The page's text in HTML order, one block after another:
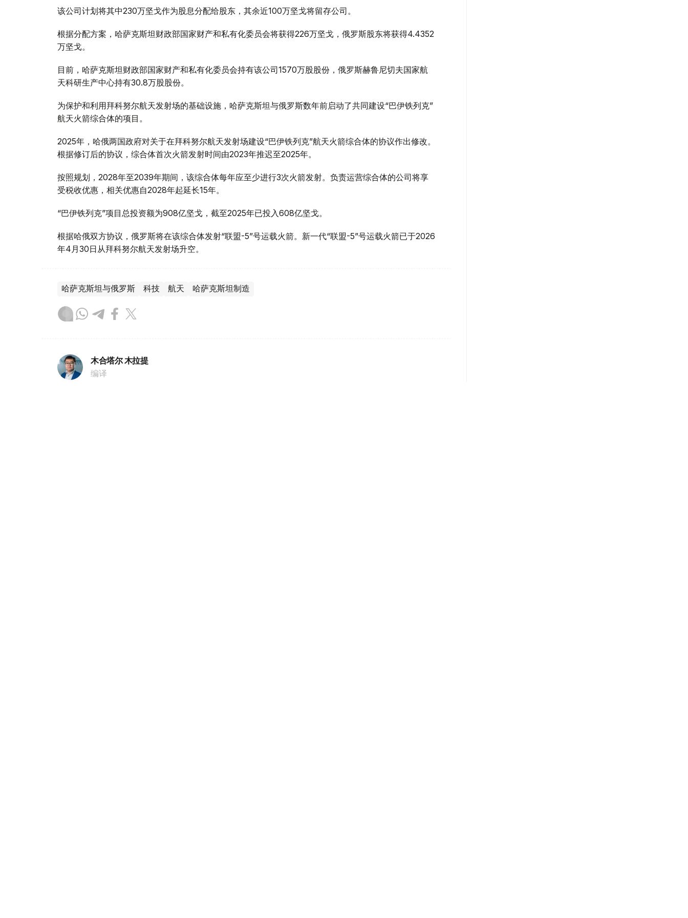
该公司计划将其中230万坚戈作为股息分配给股东，其余近100万坚戈将留存公司。
根据分配方案，哈萨克斯坦财政部国家财产和私有化委员会将获得226万坚戈，俄罗斯股东将获得4.4352
万坚戈。
目前，哈萨克斯坦财政部国家财产和私有化委员会持有该公司1570万股股份，俄罗斯赫鲁尼切夫国家航
天科研生产中心持有30.8万股股份。
为保护和利用拜科努尔航天发射场的基础设施，哈萨克斯坦与俄罗斯数年前启动了共同建设“巴伊铁列克”
航天火箭综合体的项目。
2025年，哈俄两国政府对关于在拜科努尔航天发射场建设“巴伊铁列克”航天火箭综合体的协议作出修改。
根据修订后的协议，综合体首次火箭发射时间由2023年推迟至2025年。
按照规划，2028年至2039年期间，该综合体每年应至少进行3次火箭发射。负责运营综合体的公司将享
受税收优惠，相关优惠自2028年起延长15年。
“巴伊铁列克”项目总投资额为908亿坚戈，截至2025年已投入608亿坚戈。
根据哈俄双方协议，俄罗斯将在该综合体发射“联盟-5”号运载火箭。新一代“联盟-5”号运载火箭已于2026
年4月30日从拜科努尔航天发射场升空。
哈萨克斯坦与俄罗斯 科技 航天 哈萨克斯坦制造
木合塔尔 木拉提
编译